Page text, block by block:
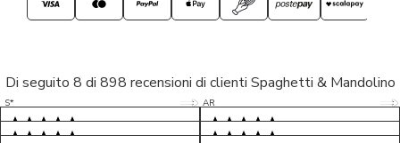
Di seguito 8 di 898 recensioni di clienti Spaghetti & Mandolino
S* 5/5
LP 5/5
M* 5/5
AR 5/5
D* 5/5
S* 5/5